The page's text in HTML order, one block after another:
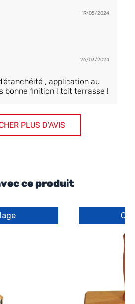
19/05/2024
26/03/2024
, application au
bonne finition ! toit terrasse !
PLUS D'AVIS
ce produit